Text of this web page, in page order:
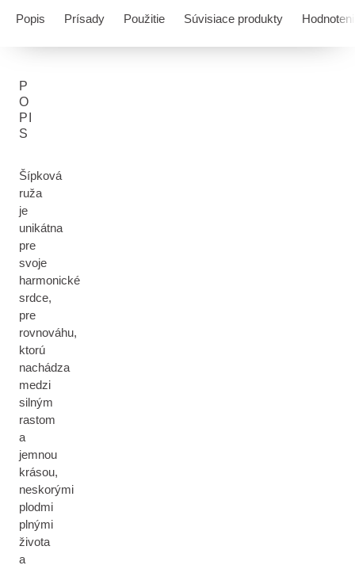
Popis Prísady Použitie Súvisiace produkty
P
O
PI
S
Šípková
ruža
je
unikátna
pre
svoje
harmonické
srdce,
pre
rovnováhu,
ktorú
nachádza
medzi
silným
rastom
a
jemnou
krásou,
neskorými
plodmi
plnými
života
a